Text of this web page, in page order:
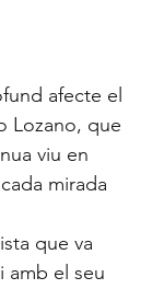
afecte el
Lozano, que
viu en
mirada
que va
amb el seu